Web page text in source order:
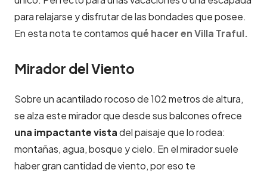
para relajarse y disfrutar de las bondades que posee.
En esta nota te contamos qué hacer en Villa Traful.
Mirador del Viento
Sobre un acantilado rocoso de 102 metros de altura,
se alza este mirador que desde sus balcones ofrece
una impactante vistadel paisaje que lo rodea:
montañas, agua, bosque y cielo. En el mirador suele
haber gran cantidad de viento, por eso te